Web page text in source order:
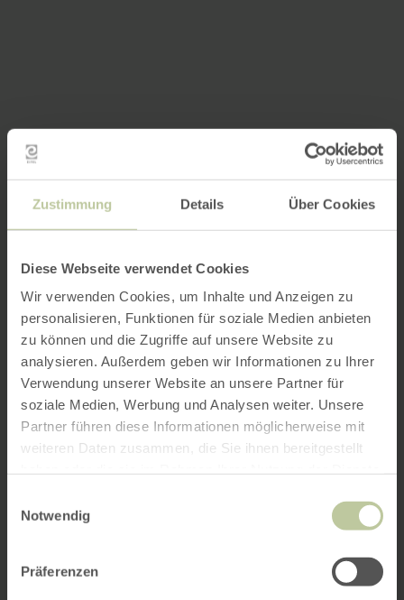
Zustimmung Details Über Cookies
Diese Webseite verwendet Cookies
Wir verwenden Cookies, um Inhalte und Anzeigen zu
personalisieren, Funktionen für soziale Medien anbieten
zu können und die Zugriffe auf unsere Website zu
analysieren. Außerdem geben wir Informationen zu Ihrer
Verwendung unserer Website an unsere Partner für
soziale Medien, Werbung und Analysen weiter. Unsere
Partner führen diese Informationen möglicherweise mit
weiteren Daten zusammen, die Sie ihnen bereitgestellt
Notwendig
Präferenzen